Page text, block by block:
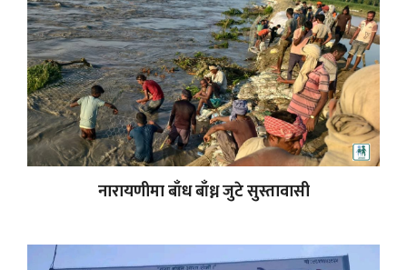
नारायणीमा बाँध बाँध्न जुटे सुस्तावासी